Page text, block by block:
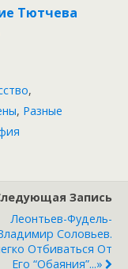
Тютчева
,
, Разные
Запись
Леонтьев-Фудель-
Соловьев.
Отбиваться От
Его “обаяния”...»